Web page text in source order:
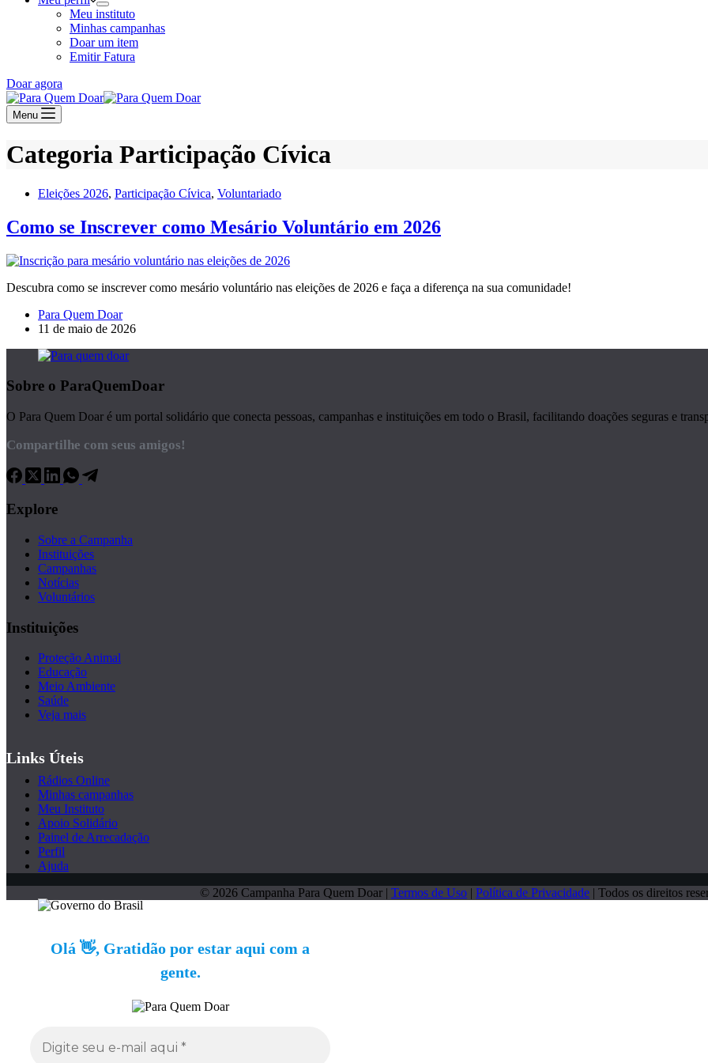
Meu instituto
Minhas campanhas
Doar um item
Emitir Fatura
Doar agora
Menu
Categoria Participação Cívica
Eleições 2026, Participação Cívica, Voluntariado
Como se Inscrever como Mesário Voluntário em 2026
Descubra como se inscrever como mesário voluntário nas eleições de 2026 e faça a diferença na sua comunidade!
Para Quem Doar
11 de maio de 2026
Sobre o ParaQuemDoar
O Para Quem Doar é um portal solidário que conecta pessoas, campanhas e instituições em todo o Brasil, facilitando doações seguras e
Compartilhe com seus amigos!
Explore
Sobre a Campanha
Instituições
Campanhas
Notícias
Voluntários
Instituições
Proteção Animal
Educação
Meio Ambiente
Saúde
Veja mais
Links Úteis
Rádios Online
Minhas campanhas
Meu Instituto
Apoio Solidário
Painel de Arrecadação
Perfil
Ajuda
© 2026 Campanha Para Quem Doar | Termos de Uso | Política de Privacidade | Todos os direitos
Olá 👋, Gratidão por estar aqui com a
gente.